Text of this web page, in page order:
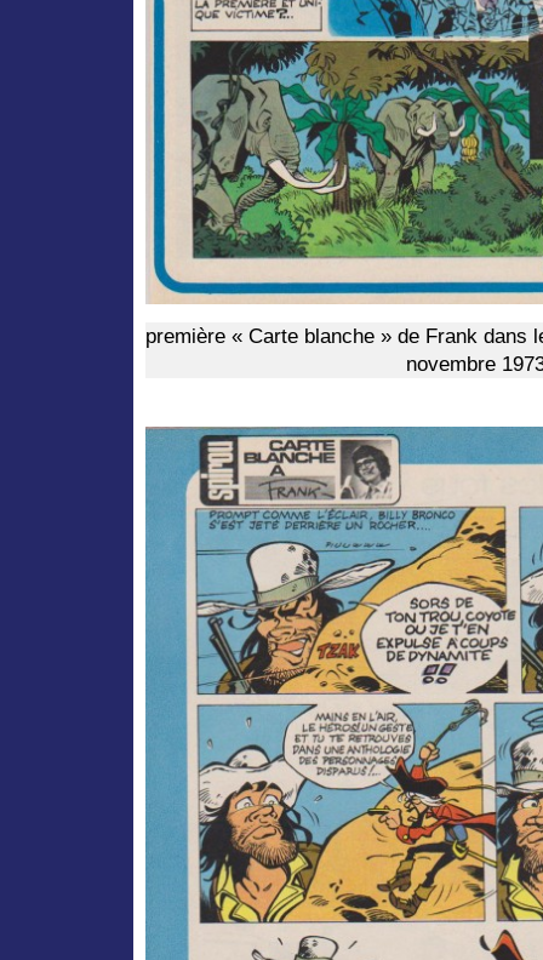
première « Carte blanche » de Frank dans
novembre